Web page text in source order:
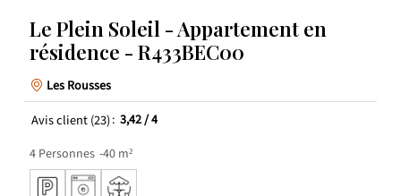
Le Plein Soleil - Appartement en
résidence - R433BEC00
Les Rousses
Avis client(23) 3,42/ 4
4 Personnes 40 m²